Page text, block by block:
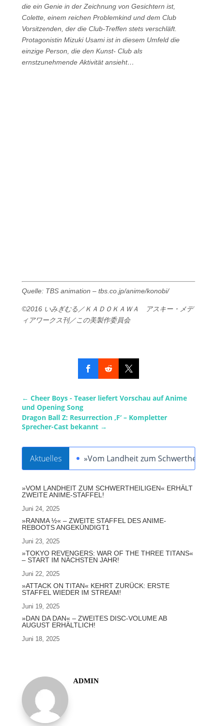
die ein Genie in der Zeichnung von Gesichtern ist,
Colette, einem reichen Problemkind und dem Club
Vorsitzenden, der die Club-Treffen stets verschläft.
Protagonistin Mizuki Usami ist in diesem Umfeld die
einzige Person, die den Kunst- Club als
ernstzunehmende Aktivität ansieht…
Quelle: TBS animation – tbs.co.jp/anime/konobi/
©2016 いみぎむる／ＫＡＤＯＫＡＷＡ アスキー・メデ
ィアワークス刊／この美製作委員会
← Cheer Boys - Teaser liefert Vorschau auf Anime
und Opening Song
Dragon Ball Z: Resurrection ‚F‘ – Kompletter
Sprecher-Cast bekannt→
Aktuelles »Vom Landheit zum
»VOM LANDHEIT ZUM SCHWERTHEILIGEN« ERHÄLT
ZWEITE ANIME-STAFFEL!
Juni 24, 2025
»RANMA ½« – ZWEITE STAFFEL DES ANIME-
REBOOTS ANGEKÜNDIGT1
Juni 23, 2025
»TOKYO REVENGERS: WAR OF THE THREE TITANS«
– START IM NÄCHSTEN JAHR!
Juni 22, 2025
»ATTACK ON TITAN« KEHRT ZURÜCK: ERSTE
STAFFEL WIEDER IM STREAM!
Juni 19, 2025
»DAN DA DAN« – ZWEITES DISC-VOLUME AB
AUGUST ERHÄLTLICH!
Juni 18, 2025
ADMIN